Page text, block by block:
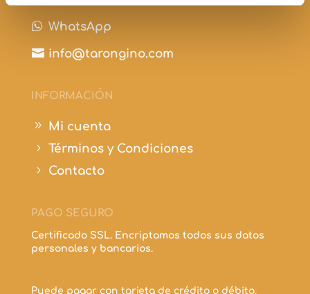
 WhatsApp
 info@tarongino.com
INFORMACIÓN
9 Mi cuenta
5 Términos y Condiciones
5 Contacto
PAGO SEGURO
Certificado SSL. Encriptamos todos sus datos
personales y bancarios.
Puede pagar con tarjeta de crédito o débito.